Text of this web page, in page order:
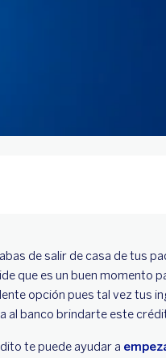
de salir de casa de tus
que es un buen momento
opción pues tal vez tus
al banco brindarte este
te puede ayudar a